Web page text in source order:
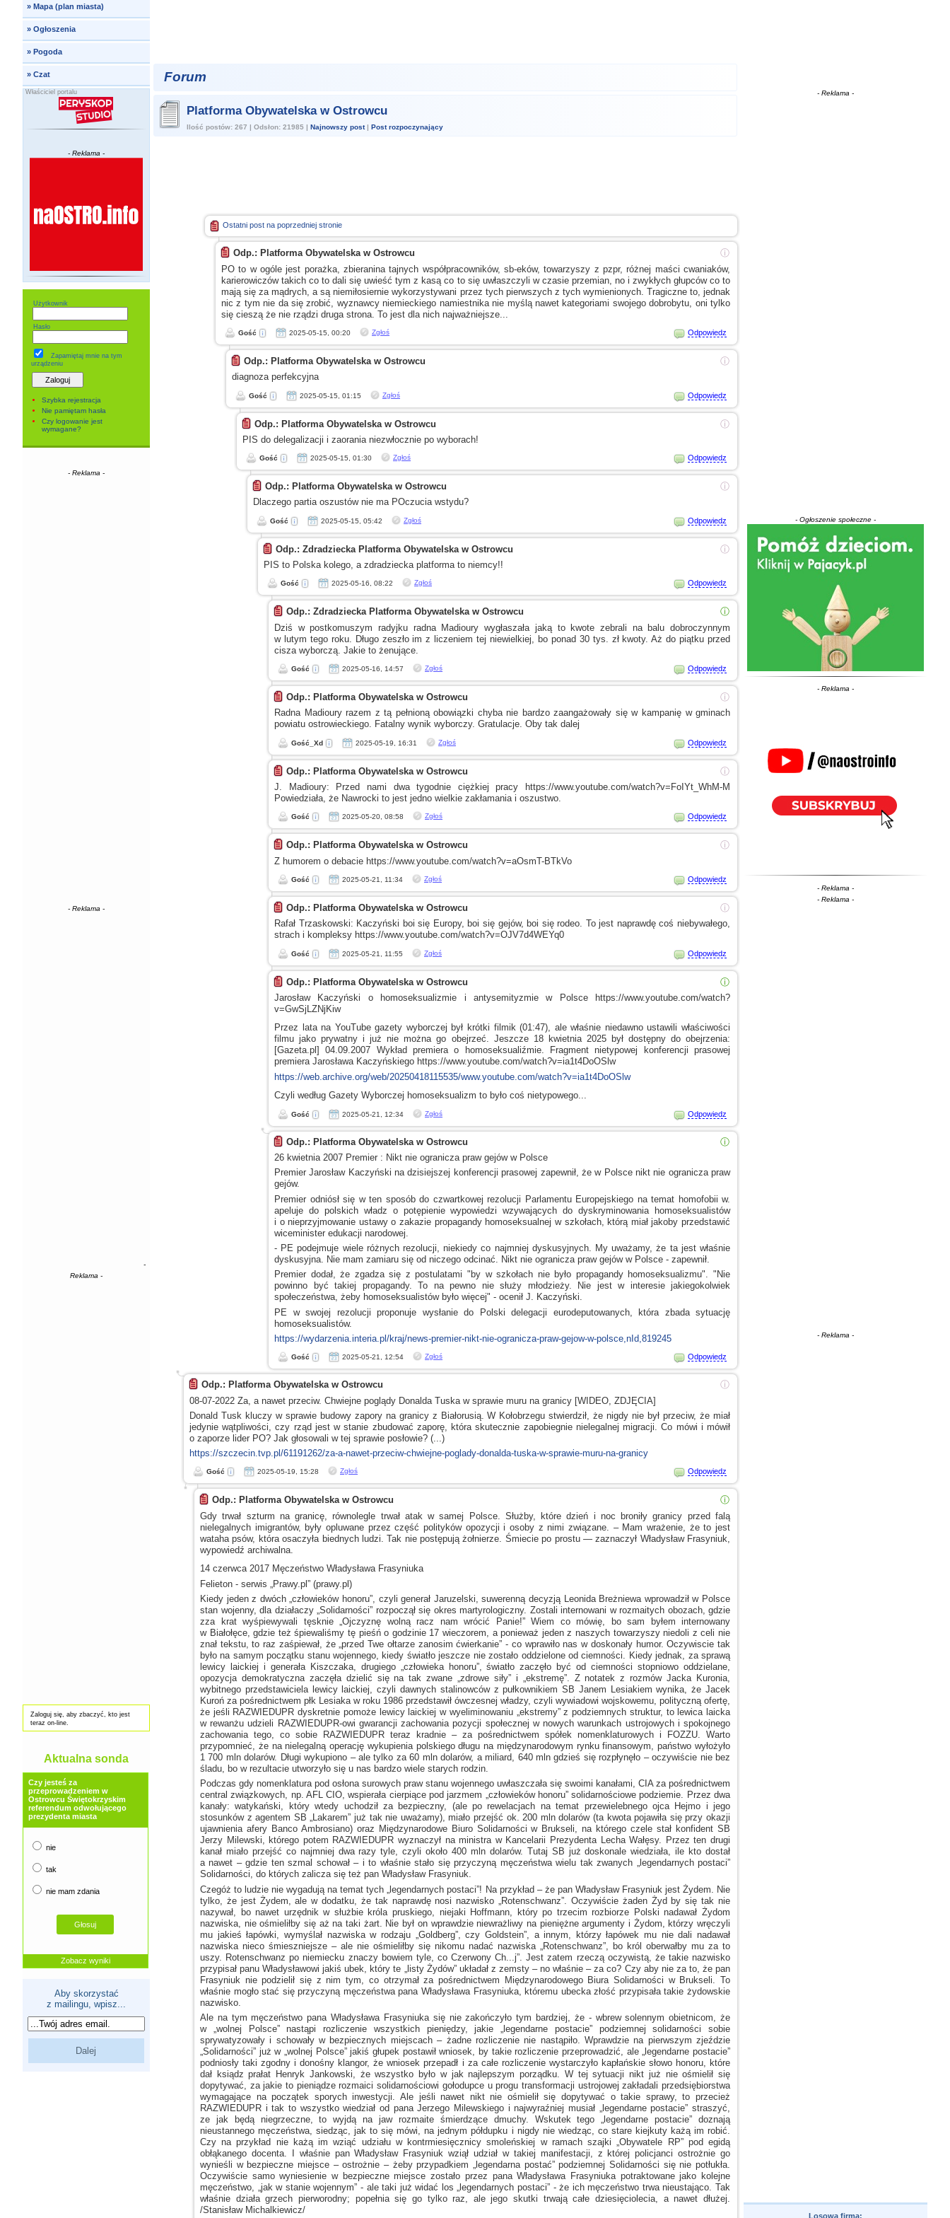
» Mapa (plan miasta)
» Ogłoszenia
» Pogoda
» Czat
Właściciel portalu
- Reklama -
Użytkownik
Hasło
Zapamiętaj mniena tym
urządzeniu
Szybka rejestracja
Nie pamiętam hasła
Czy logowanie jest
wymagane?
- Reklama -
- Reklama -
-
Reklama -
Zaloguj się, aby zbaczyć, kto jest
teraz on-line.
Aktualna sonda
Czy jesteś za
przeprowadzeniem w
Ostrowcu Świętokrzyskim
referendum odwołującego
prezydenta miasta
nie
tak
nie mam zdania
Zobacz wyniki
Aby skorzystać
z mailingu, wpisz...
Forum
Platforma Obywatelska w Ostrowcu
Ilość postów: 267 | Odsłon: 21985 | Najnowszy post| Post rozpoczynający
Ostatni post na poprzedniej stronie
ⓘ
Odp.: Platforma Obywatelska w Ostrowcu
PO to w ogóle jest porażka, zbieranina tajnych współpracowników, sb-eków, towarzyszy z pzpr, różnej maści cwaniaków,
karierowiczów takich co to dali się uwieść tymz kasą co to się uwłaszczyli w czasieprzemian, no i zwykłychgłupców co to
mają się za mądrych,a są niemiłosiernie wykorzystywani przez tych pierwszych z tychwymienionych. Tragiczne to, jednak
nicz tym nie da się zrobić, wyznawcy niemieckiego namiestnika nie myślą nawet kategoriami swojego dobrobytu, oni tylko
się cieszą że nie rządzi druga strona. To jest dla nich najważniejsze...
Gość 2025-05-15, 00:20 Zgłoś Odpowiedz
ⓘ
Odp.: Platforma Obywatelska w Ostrowcu
diagnoza perfekcyjna
Gość 2025-05-15, 01:15 Zgłoś Odpowiedz
ⓘ
Odp.: Platforma Obywatelska w Ostrowcu
PIS do delegalizacji i zaorania niezwłocznie po wyborach!
Gość 2025-05-15, 01:30 Zgłoś Odpowiedz
ⓘ
Odp.: Platforma Obywatelska w Ostrowcu
Dlaczego partia oszustów nie ma POczucia wstydu?
Gość 2025-05-15, 05:42 Zgłoś Odpowiedz
ⓘ
Odp.: Zdradziecka Platforma Obywatelska w Ostrowcu
PIS to Polska kolego, a zdradzieckaplatforma to niemcy!!
Gość 2025-05-16, 08:22 Zgłoś Odpowiedz
ⓘ
Odp.: Zdradziecka Platforma Obywatelska w Ostrowcu
Dziś w postkomuszym radyjku radna Madioury wygłaszała jaką to kwote zebrali na balu dobroczynnym
w lutym tego roku. Długo zeszło imz liczeniem tej niewielkiej, bo ponad 30 tys. zł kwoty. Aż do piątku przed
cisza wyborczą. Jakie to żenujące.
Gość 2025-05-16, 14:57 Zgłoś Odpowiedz
ⓘ
Odp.: Platforma Obywatelska w Ostrowcu
Radna Madioury razem z tąpełnioną obowiązki chyba nie bardzo zaangażowały sięw kampanię w gminach
powiatu ostrowieckiego. Fatalny wynik wyborczy. Gratulacje. Oby tak dalej
Gość_Xd 2025-05-19, 16:31 Zgłoś Odpowiedz
ⓘ
Odp.: Platforma Obywatelska w Ostrowcu
J. Madioury: Przed nami dwa tygodnie ciężkiej pracy https://www.youtube.com/watch?v=FoIYt_WhM-M
Powiedziała, że Nawrocki to jest jedno wielkie zakłamania i oszustwo.
Gość 2025-05-20, 08:58 Zgłoś Odpowiedz
ⓘ
Odp.: Platforma Obywatelska w Ostrowcu
Z humorem o debacie https://www.youtube.com/watch?v=aOsmT-BTkVo
Gość 2025-05-21, 11:34 Zgłoś Odpowiedz
ⓘ
Odp.: Platforma Obywatelska w Ostrowcu
Rafał Trzaskowski: Kaczyński boi się Europy, boi się gejów, boi się rodeo. To jest naprawdę coś niebywałego,
strach i kompleksy https://www.youtube.com/watch?v=OJV7d4WEYq0
Gość 2025-05-21, 11:55 Zgłoś Odpowiedz
ⓘ
Odp.: Platforma Obywatelska w Ostrowcu
Jarosław Kaczyński o homoseksualizmie i antysemityzmie w Polscehttps://www.youtube.com/watch?
v=GwSjLZNjKiw
Przez lata na YouTube gazety wyborczej był krótki filmik (01:47), ale właśnie niedawno ustawili właściwości
filmu jako prywatnyi już nie można go obejrzeć. Jeszcze 18 kwietnia 2025 był dostępny do obejrzenia:
[Gazeta.pl] 04.09.2007 Wykład premierao homoseksualiźmie. Fragment nietypowej konferencji prasowej
premiera Jarosława Kaczyńskiego https://www.youtube.com/watch?v=ia1t4DoOSlw
https://web.archive.org/web/20250418115535/www.youtube.com/watch?v=ia1t4DoOSlw
Czyli według Gazety Wyborczej homoseksualizm to było coś nietypowego...
Gość 2025-05-21, 12:34 Zgłoś Odpowiedz
ⓘ
Odp.: Platforma Obywatelska w Ostrowcu
26 kwietnia 2007 Premier : Nikt nie ogranicza praw gejów w Polsce
Premier Jarosław Kaczyński na dzisiejszej konferencji prasowej zapewnił, żew Polscenikt nie ogranicza praw
gejów.
Premier odniósł się w ten sposób do czwartkowej rezolucji Parlamentu Europejskiego na temat homofobii w.
apeluje do polskich władz o potępieniewypowiedzi wzywających do dyskryminowania homoseksualistów
i o nieprzyjmowanie ustawyo zakazie propagandy homoseksualnej w szkołach, którą miał jakoby przedstawić
wiceminister edukacji narodowej.
- PE podejmuje wiele różnych rezolucji, niekiedy co najmniej dyskusyjnych. My uważamy, że ta jest właśnie
dyskusyjna. Nie mam zamiaru się od niczego odcinać. Nikt nie ogranicza praw gejów w Polsce - zapewnił.
Premier dodał, że zgadza się z postulatami "by w szkołach nie było propagandy homoseksualizmu". "Nie
powinno być takiej propagandy. To na pewno nie służy młodzieży. Nie jest w interesiejakiegokolwiek
społeczeństwa, żeby homoseksualistów było więcej" - ocenił J. Kaczyński.
PE w swojej rezolucji proponuje wysłanie do Polski delegacji eurodeputowanych, która zbada sytuację
homoseksualistów.
https://wydarzenia.interia.pl/kraj/news-premier-nikt-nie-ogranicza-praw-gejow-w-polsce,nId,819245
Gość 2025-05-21, 12:54 Zgłoś Odpowiedz
ⓘ
Odp.: Platforma Obywatelska w Ostrowcu
08-07-2022 Za, a nawet przeciw. Chwiejne poglądy Donalda Tuska w sprawie muru na granicy [WIDEO, ZDJĘCIA]
Donald Tusk kluczy w sprawiebudowy zapory na granicy z Białorusią. W Kołobrzegu stwierdził, że nigdy nie był przeciw, że miał
jedynie wątpliwości, czy rząd jestw stanie zbudować zaporę, która skutecznie zapobiegnie nielegalnej migracji. Co mówi i mówił
o zaporze lider PO? Jak głosowali w tej sprawie posłowie? (...)
https://szczecin.tvp.pl/61191262/za-a-nawet-przeciw-chwiejne-poglady-donalda-tuska-w-sprawie-muru-na-granicy
Gość 2025-05-19, 15:28 Zgłoś Odpowiedz
ⓘ
Odp.: Platforma Obywatelska w Ostrowcu
Gdy trwał szturm na granicę, równolegle trwał atakw samej Polsce. Służby, które dzień i noc broniły granicy przed falą
nielegalnych imigrantów, były opluwane przez część polityków opozycjii osoby z nimi związane. – Mam wrażenie, że to jest
wataha psów, która osaczyła biednych ludzi. Tak nie postępują żołnierze. Śmiecie po prostu — zaznaczył Władysław Frasyniuk,
wypowiedź archiwalna.
14 czerwca 2017 Męczeństwo Władysława Frasyniuka
Felieton - serwis „Prawy.pl” (prawy.pl)
Kiedy jedenz dwóch„człowieków honoru”, czyli generał Jaruzelski, suwerenną decyzją Leonida Breżniewa wprowadziłw Polsce
stan wojenny, dla działaczy „Solidarności” rozpoczął się okres martyrologiczny. Zostali internowani w rozmaitych obozach, gdzie
zza krat wyśpiewywali tęsknie „Ojczyznę wolną racz nam wrócić Panie!” Wiem co mówię, bo sam byłem internowany
w Białołęce, gdzie też śpiewaliśmy tę pieśńo godzinie17 wieczorem, a ponieważ jedenz naszych towarzyszy niedoli z celi nie
znał tekstu, to raz zaśpiewał, że „przed Twe ołtarze zanosim ćwierkanie” - co wprawiło nasw doskonałyhumor. Oczywiscie tak
było na samym początku stanu wojennego, kiedy światło jeszcze nie zostało oddzielone od ciemności. Kiedy jednak, za sprawą
lewicy laickiej i generałaKiszczaka, drugiego „człowieka honoru”, światło zaczęło być od ciemności stopniowo oddzielane,
opozycja demokratyczna zaczęła dzielić się na tak zwane „zdrowe siły” i „ekstremę”. Z notatek z rozmówJacka Kuronia,
wybitnego przedstawiciela lewicy laickiej, czyli dawnych stalinowców z pułkownikiem SB Janem Lesiakiem wynika, że Jacek
Kuroń za pośrednictwem płk Lesiaka w roku 1986 przedstawił ówczesnej władzy, czyli wywiadowi wojskowemu, polityczną ofertę,
że jeśli RAZWIEDUPR dyskretnie pomoże lewicy laickiejw wyeliminowaniu„ekstremy”z podziemnych struktur, to lewica laicka
w rewanżu udzieli RAZWIEDUPR-owi gwarancji zachowania pozycji społecznej w nowych warunkach ustrojowych i spokojnego
zachowania tego, co sobie RAZWIEDUPR teraz kradnie – za pośrednictwem spółek nomenklaturowych i FOZZU. Warto
przypomnieć, że na nielegalną operację wykupienia polskiego długu na międzynarodowym rynku finansowym, państwo wyłożyło
1 700 mln dolarów. Długi wykupiono – ale tylko za 60 mln dolarów, a miliard, 640 mln gdzieś się rozpłynęło – oczywiście nie bez
śladu, bo w rezultacie utworzyło się u nas bardzo wiele starych rodzin.
Podczas gdy nomenklatura pod osłona surowych praw stanu wojennego uwłaszczała się swoimi kanałami, CIA za pośrednictwem
central związkowych, np. AFL CIO, wspierała cierpiące pod jarzmem „człowieków honoru” solidarnościowe podziemie. Przez dwa
kanały: watykański, który wtedy uchodził za bezpieczny, (ale po rewelacjach na temat przewielebnego ojca Hejmo i jego
stosunków z agentem SB „Lakarem” już tak nie uważamy), miało przejść ok. 200 mln dolarów (ta kwota pojawiła się przy okazji
ujawnienia afery Banco Ambrosiano) oraz Międzynarodowe Biuro Solidarnościw Brukseli, na którego czele stał konfident SB
Jerzy Milewski, którego potem RAZWIEDUPR wyznaczył na ministra w Kancelarii Prezydenta Lecha Wałęsy. Przez ten drugi
kanał miało przejść co najmniej dwa razy tyle, czyli około 400 mln dolarów. Tutaj SB już doskonale wiedziała, ile kto dostał
a nawet – gdzie ten szmal schował – i to właśnie stało się przyczyną męczeństwa wielu tak zwanych „legendarnych postaci”
Solidarności, do których zalicza się też pan Władysław Frasyniuk.
Czegóż to ludzie nie wygadują na temat tych „legendarnych postaci”! Na przykład – że pan Władysław Frasyniuk jest Żydem. Nie
tylko, że jest Żydem, alew dodatku,
że tak naprawdę nosi nazwisko „Rotenschwanz”. Oczywiście żaden Żyd by się tak nie
nazywał, bo nawet urzędnikw służbiekróla pruskiego, niejaki Hoffmann, który po trzecim rozbiorze Polski nadawał Żydom
nazwiska, nie ośmieliłby się aż na taki żart. Nie był on wprawdzie niewrażliwy na pieniężne argumenty i Żydom, którzy wręczyli
mu jakieś łapówki, wymyślał nazwiskaw rodzaju„Goldberg”, czy Goldstein”, a innym,
którzy łapówek mu nie dali nadawał
nazwiska nieco śmieszniejsze – ale nie ośmieliłby się nikomu nadać nazwiska „Rotenschwanz”, bo król oberwałby mu za to
uszy. Rotenschwanz po niemiecku znaczy bowiem tyle, co Czerwony Ch...j”. Jest zatem rzeczą oczywistą, że takie nazwisko
przypisał panu Władysławowi jakiś ubek, który te „listy Żydów” układał z zemsty– no właśnie – za co? Czy aby nie za to, że pan
Frasyniuk nie podzielił się z nim tym, co otrzymał za pośrednictwem Międzynarodowego Biura Solidarności w Brukseli.
To
właśnie mogło stać się przyczyną męczeństwa pana Władysława Frasyniuka, któremu ubecka złość przypisała takie żydowskie
nazwisko.
Ale na tym męczeństwo pana Władysława Frasyniuka się nie zakończyło tym bardziej, że - wbrew solennym obietnicom, że
w „wolnej Polsce” nastąpi rozliczenie wszystkich pieniędzy, jakie „legendarne postacie” podziemnej solidarności sobie
sprywatyzowałyi schowały w bezpiecznych miejscach – żadne rozliczenie nie nastąpiło. Wprawdzie na pierwszym zjeździe
„Solidarności” jużw „wolnej Polsce” jakiś głupek postawił wniosek, by takie rozliczenie przeprowadzić, ale „legendarne postacie”
podniosły taki zgodnyi donośny klangor, że wniosek przepadł i zacałe rozliczenie wystarczyło kapłańskie słowo honoru, które
dał ksiądz prałat Henryk Jankowski, że wszystko było w jak najlepszym porządku. W tej sytuacji nikt już nie ośmielił się
dopytywać, za jakie to pieniądze rozmaici solidarnościowi gołodupce u progu transformacji ustrojowej zakładali przedsiębiorstwa
wymagające na początek sporych inwestycji. Ale jeśli nawet nikt nie ośmielił się dopytywać o takie sprawy, to przecież
RAZWIEDUPR i tak to wszystko wiedział od pana Jerzego Milewskiego i najwyraźniej musiał „legendarne postacie” straszyć,
ze jak będą niegrzeczne, to wyjdą na jaw rozmaite śmierdzące dmuchy. Wskutek tego „legendarne postacie” doznają
nieustannego męczeństwa, siedząc, jak to się mówi, na jednym półdupku i nigdynie wiedząc, co stare kiejkuty każą im robić.
Czy na przykład nie każą im wziąć udziału w kontrmiesięcznicy smoleńskiej w ramachszajki „Obywatele RP” pod egidą
obłąkanego docenta.
I właśniepan Władysław Frasyniuk wziął udział w takiej manifestacji, z której policjanci ostrożnie go
wynieśli w bezpieczne miejsce – ostrożnie – żeby przypadkiem „legendarna postać” podziemnej Solidarności się nie potłukła.
Oczywiście samo wyniesieniew bezpiecznemiejsce zostało przez pana Władysława Frasyniuka potraktowane jako kolejne
męczeństwo, „jakw staniewojennym” - ale taki już widać los „legendarnych postaci” - że ich męczeństwo trwa nieustająco. Tak
właśnie działa grzech pierworodny; popełnia się go tylko raz, ale jego skutki trwają całe dziesięciolecia, a nawet dłużej.
/Stanisław Michalkiewicz/
- Reklama -
- Ogłoszenie społeczne -
- Reklama -
- Reklama -
- Reklama -
- Reklama -
Losowa firma: